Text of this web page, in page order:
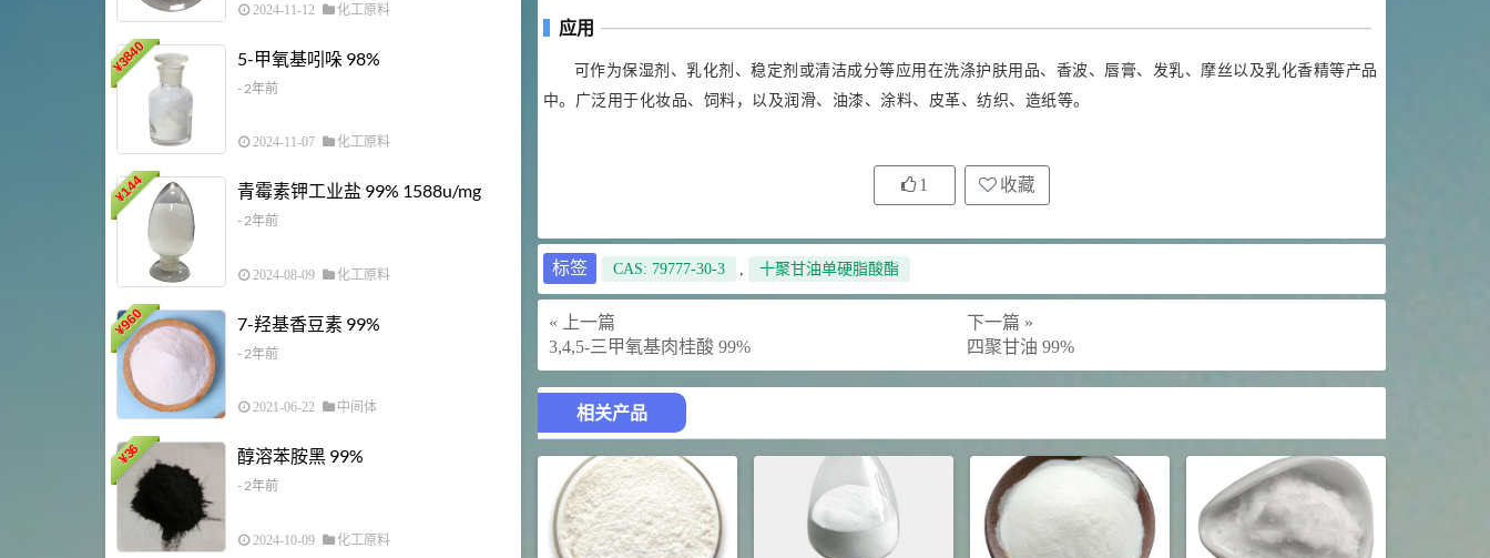
应用
可作为保湿剂、乳化剂、稳定剂或清洁成分等应用在洗涤护肤用品、香波、唇膏、发乳、摩丝以及乳化香精等产品
中。广泛用于化妆品、饲料，以及润滑、油漆、涂料、皮革、纺织、造纸等。
1 收藏
标签 CAS: 79777-30-3 , 十聚甘油单硬脂酸酯
« 上一篇
3,4,5-三甲氧基肉桂酸 99%
下一篇 »
四聚甘油 99%
相关产品
2024-11-12 化工原料
¥
3840 5-甲氧基吲哚 98%
- 2年前
2024-11-07 化工原料
¥
144 青霉素钾工业盐 99% 1588u/mg
- 2年前
2024-08-09 化工原料
¥
960 7-羟基香豆素 99%
- 2年前
2021-06-22 中间体
¥
36 醇溶苯胺黑 99%
- 2年前
2024-10-09 化工原料
对甲氧基苯甲醛（茴香醛）
99.5%
S-羧甲基-L-半胱氨酸(羧甲司坦)
浏览量 - 1.72w
2021-05-30 化工原料
浏览量 - 1.64w
2021-05-25
11.25 8 D-异抗坏血酸钠 98%
浏览量 - 1.55w
2021-05-25 食品添加剂原料